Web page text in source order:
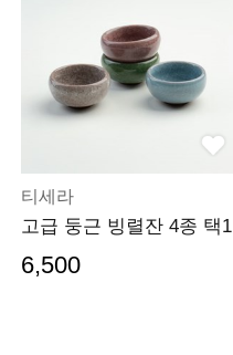
티세라
고급 둥근 빙렬잔 4종 택1
6,500